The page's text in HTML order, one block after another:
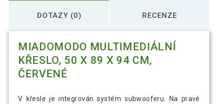
DOTAZY (0) RECENZE
MIADOMODO MULTIMEDIÁLNÍ
KŘESLO, 50 X 89 X 94 CM,
ČERVENÉ
V křesle je integrován systém subwooferu. Na pravé